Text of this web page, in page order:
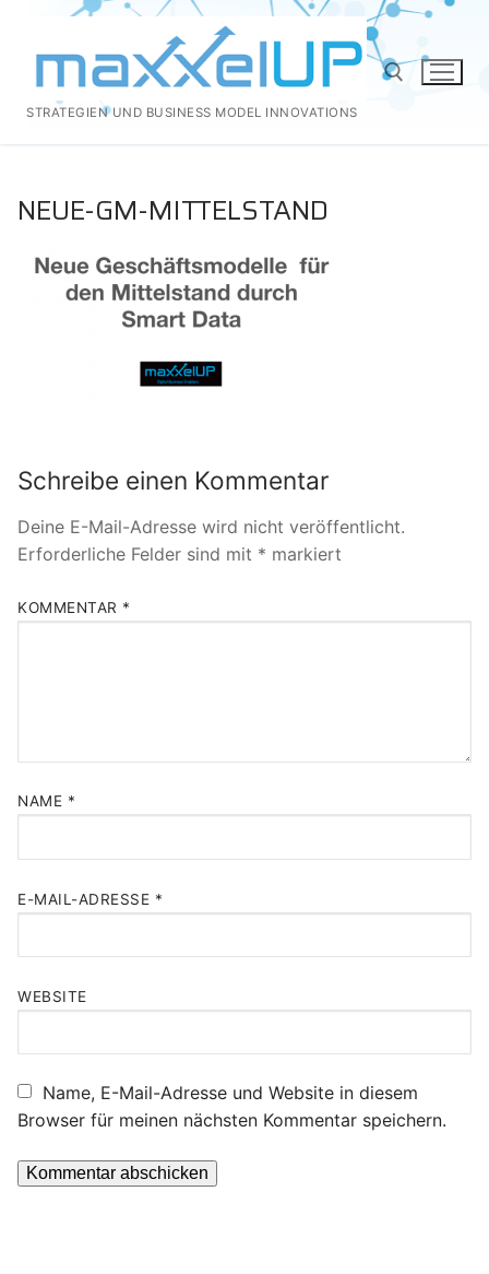
springen
STRATEGIEN UND BUSINESS MODEL INNOVATIONS
NEUE-GM-MITTELSTAND
Schreibe einen Kommentar
Deine E-Mail-Adresse wird nicht veröffentlicht.
Erforderliche Felder sind mit * markiert
KOMMENTAR *
NAME *
E-MAIL-ADRESSE *
WEBSITE
Name, E-Mail-Adresse und Website in diesem
Browser für meinen nächsten Kommentar speichern.